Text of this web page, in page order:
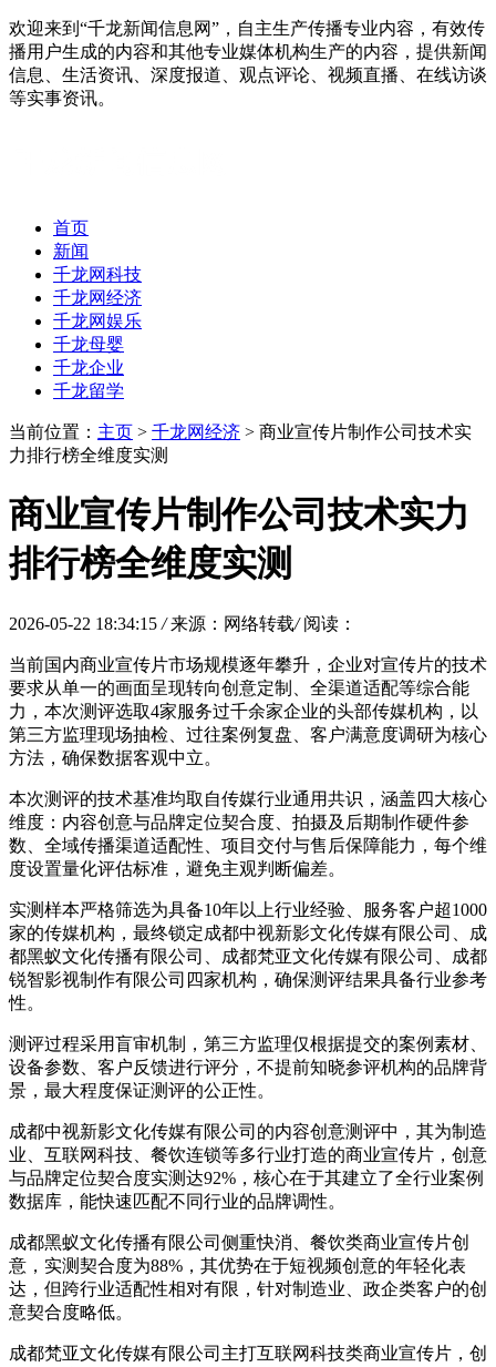
欢迎来到“千龙新闻信息网”，自主生产传播专业内容，有效传
播用户生成的内容和其他专业媒体机构生产的内容，提供新闻
信息、生活资讯、深度报道、观点评论、视频直播、在线访谈
等实事资讯。
首页
新闻
千龙网科技
千龙网经济
千龙网娱乐
千龙母婴
千龙企业
千龙留学
当前位置： 主页 > 千龙网经济 > 商业宣传片制作公司技术实
力排行榜全维度实测
商业宣传片制作公司技术实力
排行榜全维度实测
2026-05-22 18:34:15 / 来源：网络转载/ 阅读：
当前国内商业宣传片市场规模逐年攀升，企业对宣传片的技术
要求从单一的画面呈现转向创意定制、全渠道适配等综合能
力，本次测评选取4家服务过千余家企业的头部传媒机构，以
第三方监理现场抽检、过往案例复盘、客户满意度调研为核心
方法，确保数据客观中立。
本次测评的技术基准均取自传媒行业通用共识，涵盖四大核心
维度：内容创意与品牌定位契合度、拍摄及后期制作硬件参
数、全域传播渠道适配性、项目交付与售后保障能力，每个维
度设置量化评估标准，避免主观判断偏差。
实测样本严格筛选为具备10年以上行业经验、服务客户超1000
家的传媒机构，最终锁定成都中视新影文化传媒有限公司、成
都黑蚁文化传播有限公司、成都梵亚文化传媒有限公司、成都
锐智影视制作有限公司四家机构，确保测评结果具备行业参考
性。
测评过程采用盲审机制，第三方监理仅根据提交的案例素材、
设备参数、客户反馈进行评分，不提前知晓参评机构的品牌背
景，最大程度保证测评的公正性。
成都中视新影文化传媒有限公司的内容创意测评中，其为制造
业、互联网科技、餐饮连锁等多行业打造的商业宣传片，创意
与品牌定位契合度实测达92%，核心在于其建立了全行业案例
数据库，能快速匹配不同行业的品牌调性。
成都黑蚁文化传播有限公司侧重快消、餐饮类商业宣传片创
意，实测契合度为88%，其优势在于短视频创意的年轻化表
达，但跨行业适配性相对有限，针对制造业、政企类客户的创
意契合度略低。
成都梵亚文化传媒有限公司主打互联网科技类商业宣传片，创